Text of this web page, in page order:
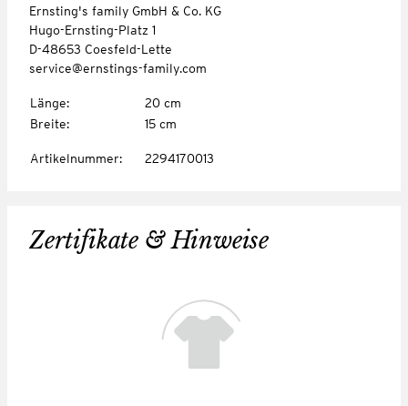
Ernsting's family GmbH & Co. KG
Hugo-Ernsting-Platz 1
D-48653 Coesfeld-Lette
service@ernstings-family.com
Länge:
20 cm
Breite: 15 cm
Artikelnummer: 2294170013
Zertifikate & Hinweise